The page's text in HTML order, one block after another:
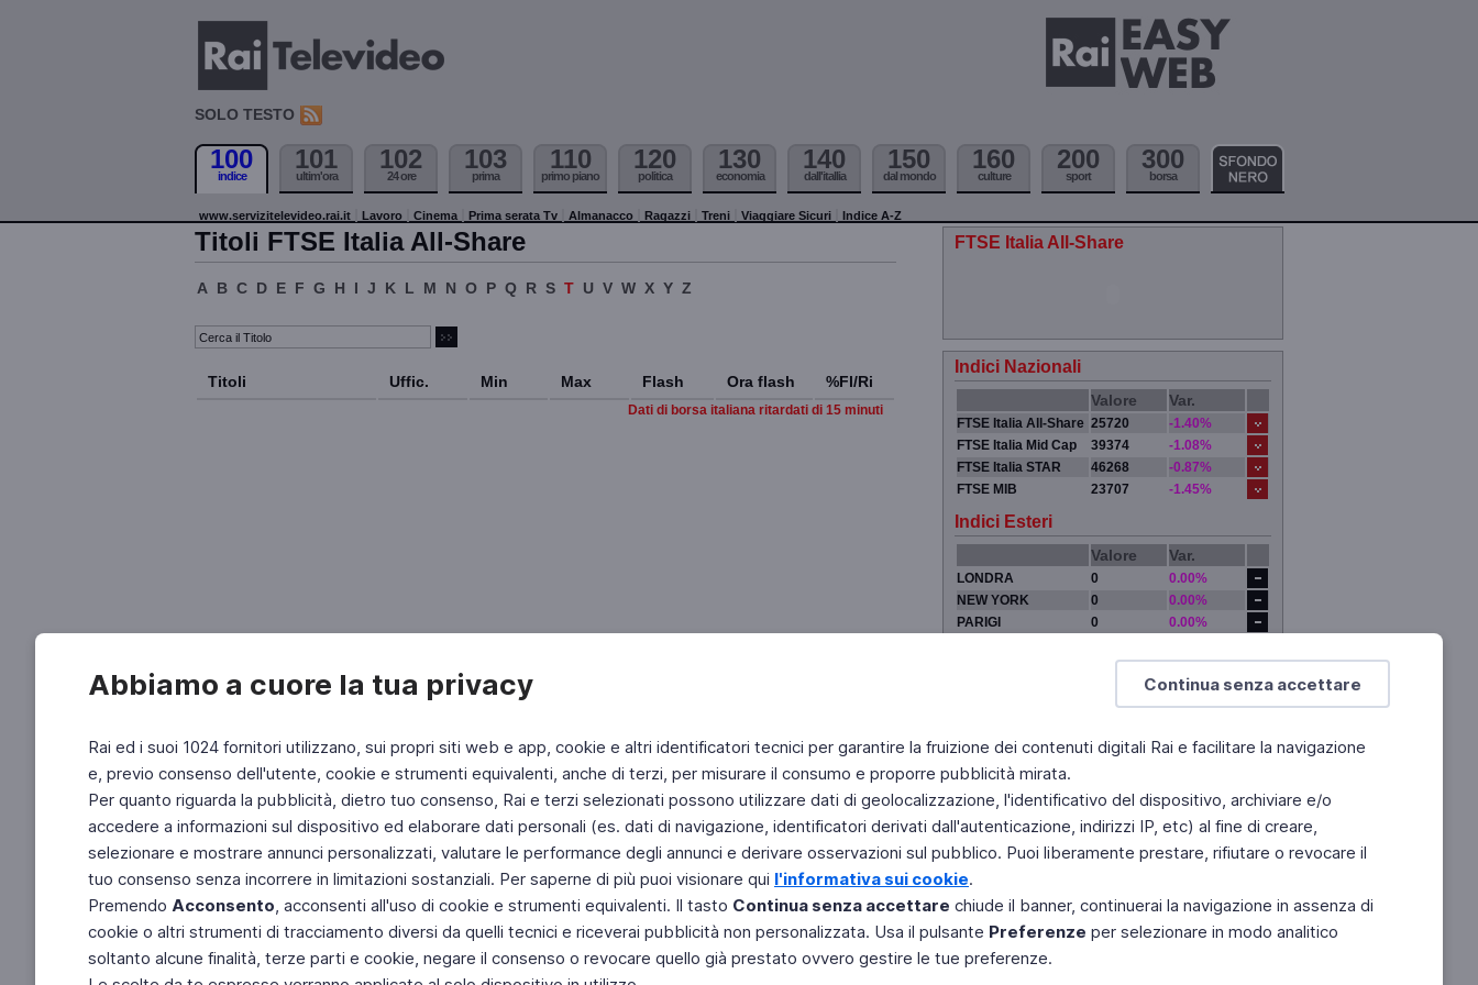
Continua senza accettare
Abbiamo a cuore la tua privacy
Rai ed i suoi 1024 fornitori utilizzano, sui propri siti web e app, cookie e altri identificatori tecnici per garantire la fruizione dei contenuti digitali Rai e facilitare la navigazione
e, previo consenso dell'utente, cookie e strumenti equivalenti, anche di terzi, per misurare il consumo e proporre pubblicità mirata.
Per quanto riguarda la pubblicità, dietro tuo consenso, Rai e terzi selezionati possono utilizzare dati di geolocalizzazione, l'identificativo del dispositivo, archiviare e/o
accedere a informazioni sul dispositivo ed elaborare dati personali (es. dati di navigazione, identificatori derivati dall'autenticazione, indirizzi IP, etc) al fine di creare,
selezionare e mostrare annunci personalizzati, valutare le performance degli annunci e derivare osservazioni sul pubblico. Puoi liberamente prestare, rifiutare o revocare il
tuo consenso senza incorrere in limitazioni sostanziali. Per saperne di più puoi visionare qui l'informativa sui cookie.
Premendo Acconsento, acconsenti all'uso di cookie e strumenti equivalenti. Il tasto Continua senza accettare chiude il banner, continuerai la navigazione in assenza di
cookie o altri strumenti di tracciamento diversi da quelli tecnici e riceverai pubblicità non personalizzata. Usa il pulsante Preferenze per selezionare in modo analitico
soltanto alcune finalità, terze parti e cookie, negare il consenso o revocare quello già prestato ovvero gestire le tue preferenze.
SOLO TESTO
100
indice
101
ultim'ora
102
24 ore
103
prima
110
primo piano
120
politica
130
economia
140
dall'itallia
150
dal mondo
160
culture
200
sport
300
borsa
www.servizitelevideo.rai.it Lavoro Cinema Prima serata Tv Almanacco Ragazzi Treni Viaggiare Sicuri Indice A-Z
Titoli FTSE Italia All-Share
A B C D E F G H I J K L M N O P Q R S T U V W X Y Z
Titoli Uffic. Min Max Flash Ora flash %Fl/Ri
Dati di borsa italiana ritardati di 15 minuti
FTSE Italia All-Share
Indici Nazionali
Valore Var.
FTSE Italia All-Share 25720
-1.40%
FTSE Italia Mid Cap
39374
-1.08%
FTSE Italia STAR
46268
-0.87%
FTSE MIB
23707 -1.45%
Indici Esteri
Valore Var.
LONDRA 0
0.00%
NEW YORK
0
0.00%
PARIGI
0
0.00%
Fai di Televideo la tua Home Page Chi Siamo
Copyright © 2011 Rai - Tutti i diritti riservati
Engineered by RAI - Reti e Piattaforme